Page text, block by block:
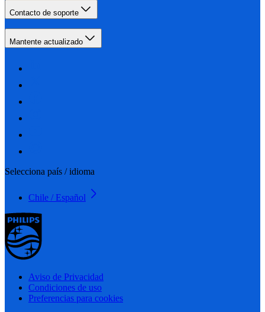
Contacto de soporte
Mantente actualizado
Selecciona país / idioma
Chile / Español
Aviso de Privacidad
Condiciones de uso
Preferencias para cookies